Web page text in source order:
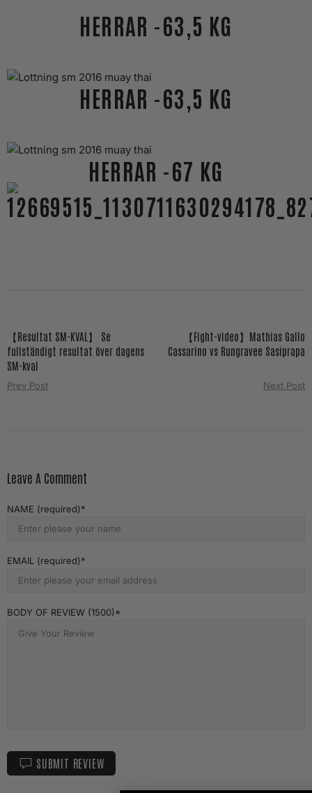
HERRAR -63,5 KG
HERRAR -63,5 KG
HERRAR -67 KG
【Resultat SM-KVAL】 Se
fullständigt resultat över dagens
SM-kval
Prev Post
【Fight-video】Mathias Gallo
Cassarino vs Rungravee Sasiprapa
Next Post
Leave A Comment
NAME (required)
EMAIL (required)
BODY OF REVIEW (1500)
SUBMIT REVIEW